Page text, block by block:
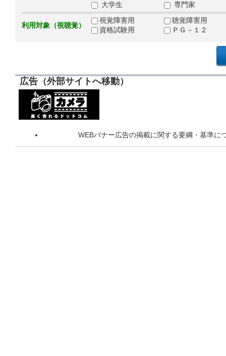
大学生
専門家
利用対象（視聴覚）
視覚障害用
聴覚障害用
資格試験用
ＰＧ－１２
広告（外部サイトへ移動）
WEBバナー広告の掲載に関する要綱・基準に